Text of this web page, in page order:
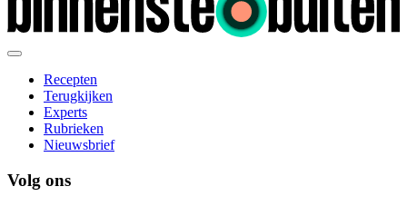
Recepten
Terugkijken
Experts
Rubrieken
Nieuwsbrief
Volg ons